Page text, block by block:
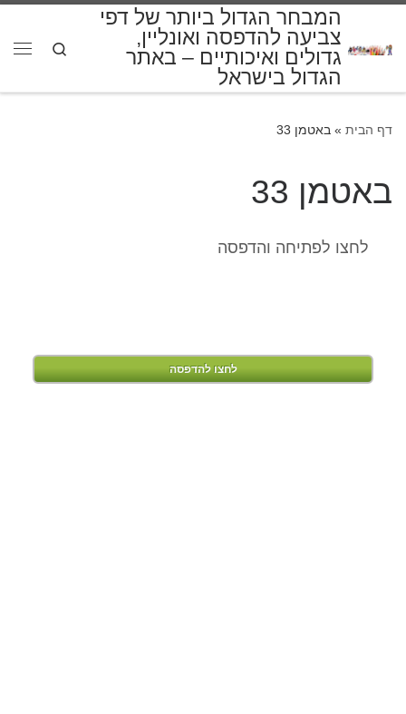
המבחר הגדול ביותר של דפי
צביעה להדפסה ואונליין,
גדולים ואיכותיים – באתר
הגדול בישראל
Search
דף הבית » באטמן 33
באטמן 33
לחצו לפתיחה והדפסה
לחצו להדפסה